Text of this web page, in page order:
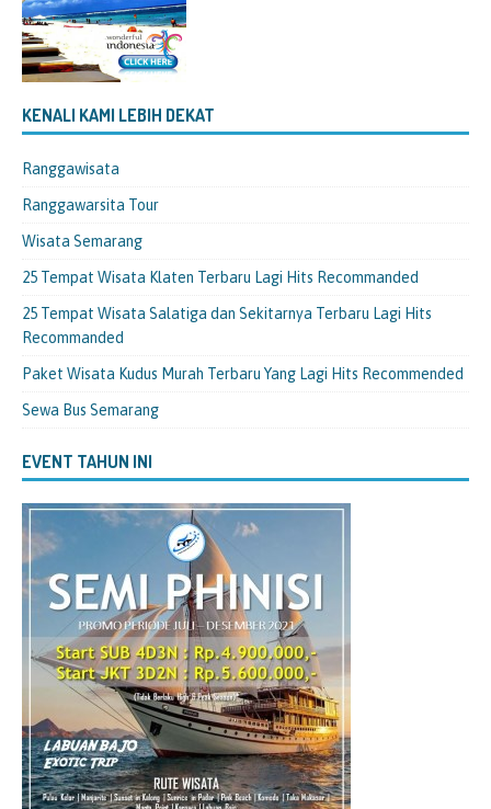
KENALI KAMI LEBIH DEKAT
Ranggawisata
Ranggawarsita Tour
Wisata Semarang
25 Tempat Wisata Klaten Terbaru Lagi Hits Recommanded
25 Tempat Wisata Salatiga dan Sekitarnya Terbaru Lagi Hits
Recommanded
Paket Wisata Kudus Murah Terbaru Yang Lagi Hits Recommended
Sewa Bus Semarang
EVENT TAHUN INI